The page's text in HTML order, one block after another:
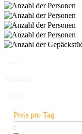
Preis pro Tag
: